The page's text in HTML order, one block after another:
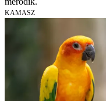
KAMASZ